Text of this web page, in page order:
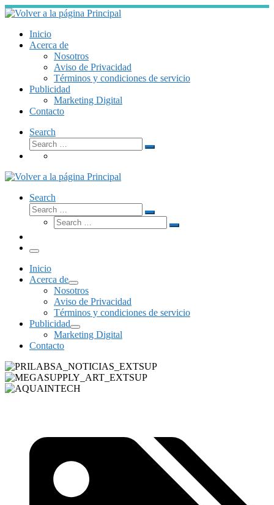
Skip
to
contentInicio
Acerca de
Nosotros
Aviso de Privacidad
Términos y condiciones de servicio
Publicidad
Marketing Digital
Contacto
Search
Search
Search
Search
Search
Search
Search
Search
Menú
Inicio
Acerca de
Nosotros
Aviso de Privacidad
Términos y condiciones de servicio
Publicidad
Marketing Digital
Contacto